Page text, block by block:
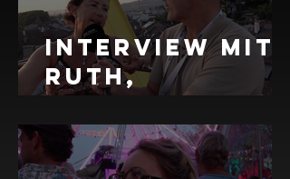
INTERVIEW MIT
RUTH,
INHABERIN
RIESENRAD
THUN